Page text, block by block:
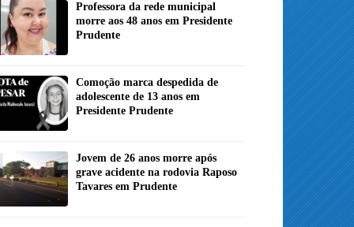
Professora da rede municipal
morre aos 48 anos em Presidente
Prudente
Comoção marca despedida de
adolescente de 13 anos em
Presidente Prudente
Jovem de 26 anos morre após
grave acidente na rodovia Raposo
Tavares em Prudente